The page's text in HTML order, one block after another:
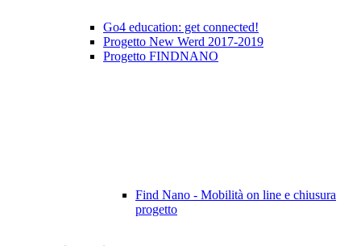
Go4 education: get connected!
Progetto New Werd 2017-2019
Progetto FINDNANO
Find Nano - Mobilità on line e chiusura
progetto